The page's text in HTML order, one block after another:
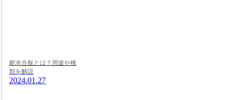
耐水合板とは？用途や種
類を解説
2024.01.27